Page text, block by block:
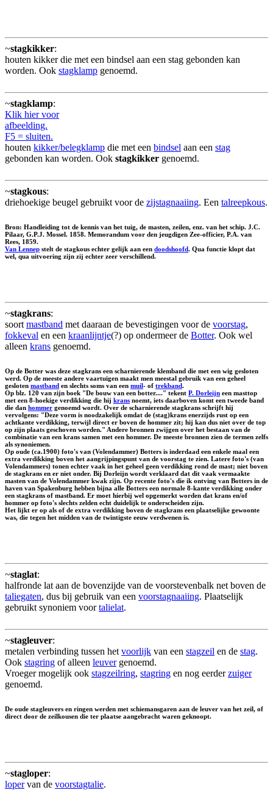
~stagkikker:
houten kikker die met een bindsel aan een stag gebonden kan
worden. Ook stagklamp genoemd.
~stagklamp:
Klik hier voor
afbeelding.
F5 = sluiten.
houten kikker/belegklamp die met een bindsel aan een stag
gebonden kan worden. Ook stagkikker genoemd.
~stagkous:
driehoekige beugel gebruikt voor de zijstagnaaiing. Een talreepkous.
Bron: Handleiding tot de kennis van het tuig, de masten, zeilen, enz. van het schip. J.C.
Pilaar, G.P.J. Mossel. 1858. Memorandum voor den jeugdigen Zee-officier, P.A. van
Rees, 1859.
Van Lennep stelt de stagkous echter gelijk aan een doodshoofd. Qua functie klopt dat
wel, qua uitvoering zijn zij echter zeer verschillend.
~stagkrans:
soort mastband met daaraan de bevestigingen voor de voorstag,
fokkeval en een kraanlijntje(?) op ondermeer de Botter. Ook wel
alleen krans genoemd.
Op de Botter was deze stagkrans een scharnierende klemband die met een wig gesloten
werd. Op de meeste andere vaartuigen maakt men meestal gebruik van een geheel
gesloten mastband en slechts soms van een muil- of trekband.
Op blz. 120 van zijn boek "De bouw van een botter...." tekent P. Dorleijn een masttop
met een 8-hoekige verdikking die hij krans noemt, iets daarboven komt een tweede band
die dan hommer genoemd wordt. Over de scharnierende stagkrans schrijft hij
vervolgens: "Deze vorm is noodzakelijk omdat de (stag)krans enerzijds rust op een
achtkante verdikking, terwijl direct er boven de hommer zit; hij kan dus niet over de top
op zijn plaats geschoven worden." Andere bronnen zwijgen over het bestaan van de
combinatie van een krans samen met een hommer. De meeste bronnen zien de termen zelfs
als synoniemen.
Op oude (ca.1900) foto's van (Volendammer) Botters is inderdaad een enkele maal een
extra verdikking boven het aangrijpingspunt van de voorstag te zien. Latere foto's (van
Volendammers) tonen echter vaak in het geheel geen verdikking rond de mast; niet boven
de stagkrans en er niet onder. Bij Dorleijn wordt verklaard dat dit vaak vermaakte
masten van de Volendammer kwak zijn. Op recente foto's die ik ontving van Botters in de
haven van Spakenburg hebben bijna alle Botters een normale 8-kante verdikking onder
een stagkrans of mastband. Er moet hierbij wel opgemerkt worden dat krans en/of
hommer op foto's slechts zelden echt duidelijk te onderscheiden zijn.
Het lijkt er op als of de extra verdikking boven de stagkrans een plaatselijke gewoonte
was, die tegen het midden van de twintigste eeuw verdwenen is.
~staglat:
halfronde lat aan de bovenzijde van de voorstevenbalk net boven de
taliegaten, dus bij gebruik van een voorstagnaaiing. Plaatselijk
gebruikt synoniem voortalielat.
~stagleuver:
metalen verbinding tussen het voorlijk van een stagzeil en de stag.
Ook stagring of alleen leuvergenoemd.
Vroeger mogelijk ook stagzeilring, stagring en nog eerderzuiger
genoemd.
De oude stagleuvers en ringen werden met schiemansgaren aan de leuver van het zeil, of
direct door de zeilkousen die ter plaatse aangebracht waren geknoopt.
~stagloper:
lopervan de voorstagtalie.